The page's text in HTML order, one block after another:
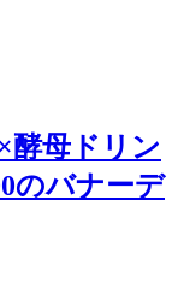
酵母ドリン
のバナーデ